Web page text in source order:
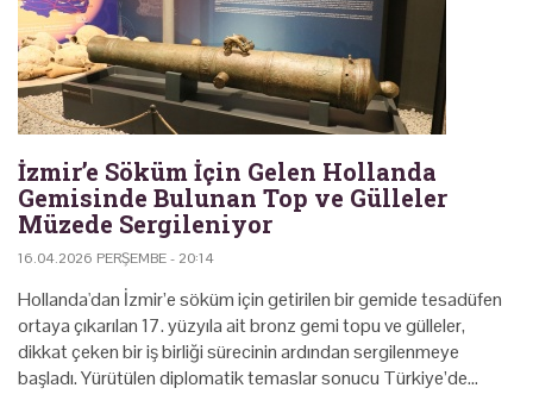
İzmir’e Söküm İçin Gelen Hollanda
Gemisinde Bulunan Top ve Gülleler
Müzede Sergileniyor
16.04.2026 PERŞEMBE - 20:14
Hollanda'dan İzmir’e söküm için getirilen bir gemide tesadüfen
ortaya çıkarılan 17. yüzyıla ait bronz gemi topu ve gülleler,
dikkat çeken bir iş birliği sürecinin ardından sergilenmeye
başladı. Yürütülen diplomatik temaslar sonucu Türkiye’de…